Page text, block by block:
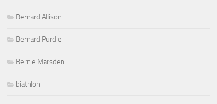
Bernard Allison
Bernard Purdie
Bernie Marsden
biathlon